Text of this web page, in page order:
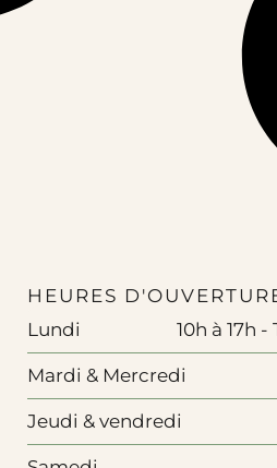
HEURES
Lundi
10h à 17h
Mardi & Mercredi
Jeudi & vendredi